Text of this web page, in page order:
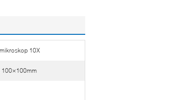
10X
100×100mm